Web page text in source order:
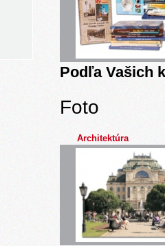
Podľa Vašich
Foto
Architektúra